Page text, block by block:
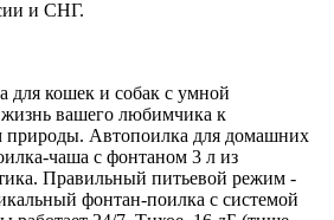
и СНГ.
для кошек и собак с умной
вашего любимчика к
природы. Автопоилка для домашних
чаша с фонтаном 3 л из
Правильный питьевой режим -
фонтан-поилка с системой